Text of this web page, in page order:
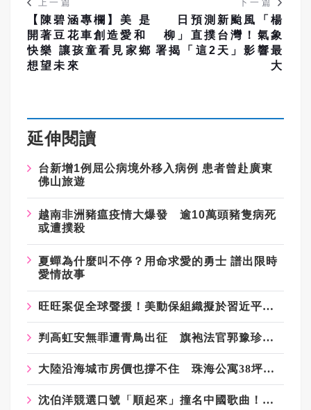
上一篇
【陳碧涵專欄】美 是
開著豆花車創造愛和
快樂 讓孩童看見家鄉
想望未來
下一篇
日預測新颱風「楊
柳」直撲台灣！氣象
署揭「這2天」影響最
大
延伸閱讀
台新增1例屈公病境外移入病例 患者曾赴廣東
佛山旅遊
越南非洲豬瘟疫情大爆發 逾10萬頭豬隻病死
或遭撲殺
夏蟬為什麼叫不停？用命求愛的勇士 譜出限時
愛情故事
旺旺案促全球聲援！美動保組織擬於習近平訪美發起集會、籲終止揭陽姐妹市
判高虹安無罪遭青鳥出征 旗袍法官郭豫珍時隔多日發聲了
大陸沿海城市房價也撐不住 珠海公寓38坪只要100萬台幣
沈伯洋競選口號「順起來」撞名中國歌曲！粉專：想統戰台灣人？